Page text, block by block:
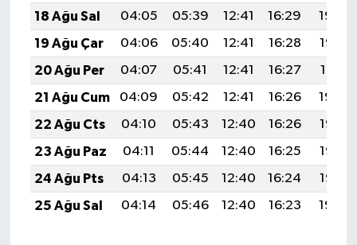
18 Ağu Sal
04:05 05:39 12:41 16:29
19:34
19 Ağu Çar
04:06 05:40 12:41 16:28
19:32
20 Ağu Per
04:07 05:41 12:41 16:27
19:31
21 Ağu Cum
04:09 05:42 12:41 16:26
19:30
22 Ağu Cts
04:10 05:43 12:40 16:26
19:28
23 Ağu Paz
04:11 05:44 12:40 16:25
19:27
24 Ağu Pts
04:13 05:45 12:40 16:24
19:25
25 Ağu Sal
04:14 05:46 12:40 16:23 19:24